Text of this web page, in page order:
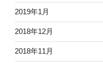
2019年1月
2018年12月
2018年11月